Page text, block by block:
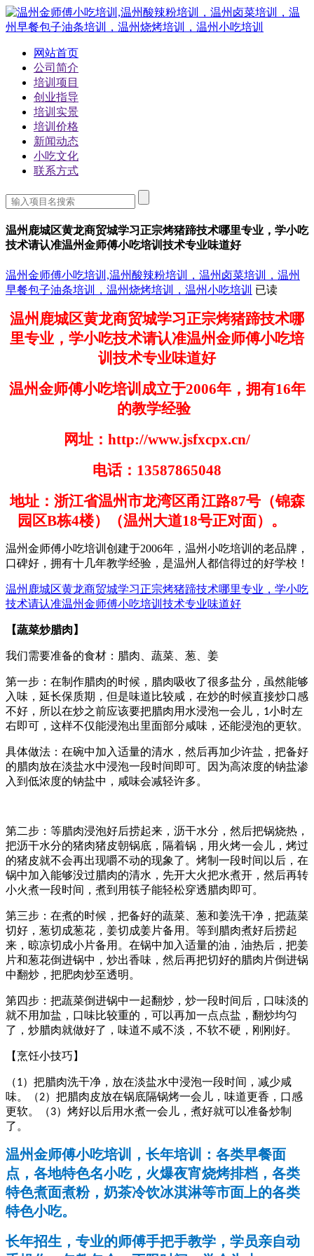
网站首页
公司简介
培训项目
创业指导
培训实景
培训价格
新闻动态
小吃文化
联系方式
温州鹿城区黄龙商贸城学习正宗烤猪蹄技术哪里专业，学小吃
技术请认准温州金师傅小吃培训技术专业味道好
温州金师傅小吃培训,温州酸辣粉培训，温州卤菜培训，温州
早餐包子油条培训，温州烧烤培训，温州小吃培训 已读
温州鹿城区黄龙商贸城学习正宗烤猪蹄技术哪
里专业，学小吃技术请认准温州金师傅小吃培
训技术专业味道好
温州金师傅小吃培训成立于2006年，拥有16年
的教学经验
网址： http://www.jsfxcpx.cn/
电话： 13587865048
地址：浙江省温州市龙湾区甬江路87号（锦森
园区B栋4楼）（温州大道18号正对面）。
温州金师傅小吃培训创建于2006年，温州小吃培训的老品牌，
口碑好，拥有十几年教学经验，是温州人都信得过的好学校！
温州鹿城区黄龙商贸城学习正宗烤猪蹄技术哪里专业，学小吃
技术请认准温州金师傅小吃培训技术专业味道好
【蔬菜炒腊肉】
我们需要准备的食材：腊肉、蔬菜、葱、姜
第一步：在制作腊肉的时候，腊肉吸收了很多盐分，虽然能够
入味，延长保质期，但是味道比较咸，在炒的时候直接炒口感
不好，所以在炒之前应该要把腊肉用水浸泡一会儿， 1小时左
右即可，这样不仅能浸泡出里面部分咸味，还能浸泡的更软。
具体做法：在碗中加入适量的清水，然后再加少许盐，把备好
的腊肉放在淡盐水中浸泡一段时间即可。因为高浓度的钠盐渗
入到低浓度的钠盐中，咸味会减轻许多。
第二步：等腊肉浸泡好后捞起来，沥干水分，然后把锅烧热，
把沥干水分的猪肉猪皮朝锅底，隔着锅，用火烤一会儿，烤过
的猪皮就不会再出现嚼不动的现象了。烤制一段时间以后，在
锅中加入能够没过腊肉的清水，先开大火把水煮开，然后再转
小火煮一段时间，煮到用筷子能轻松穿透腊肉即可。
第三步：在煮的时候，把备好的蔬菜、葱和姜洗干净，把蔬菜
切好，葱切成葱花，姜切成姜片备用。等到腊肉煮好后捞起
来，晾凉切成小片备用。在锅中加入适量的油，油热后，把姜
片和葱花倒进锅中，炒出香味，然后再把切好的腊肉片倒进锅
中翻炒，把肥肉炒至透明。
第四步：把蔬菜倒进锅中一起翻炒，炒一段时间后，口味淡的
就不用加盐，口味比较重的，可以再加一点点盐，翻炒均匀
了，炒腊肉就做好了，味道不咸不淡，不软不硬，刚刚好。
【烹饪小技巧 】
（1）把腊肉洗干净，放在淡盐水中浸泡一段时间，减少咸
味。（2）把腊肉皮放在锅底隔锅烤一会儿，味道更香，口感
更软。（3）烤好以后用水煮一会儿，煮好就可以准备炒制
了。
温州金师傅小吃培训，长年培训：各类早餐面
点，各地特色名小吃，火爆夜宵烧烤排档，各类
特色煮面煮粉，奶茶冷饮冰淇淋等市面上的各类
特色小吃。
长年招生，专业的师傅手把手教学，学员亲自动